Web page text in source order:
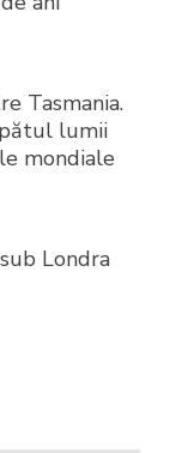
Tasmania.
lumii
mondiale
Londra